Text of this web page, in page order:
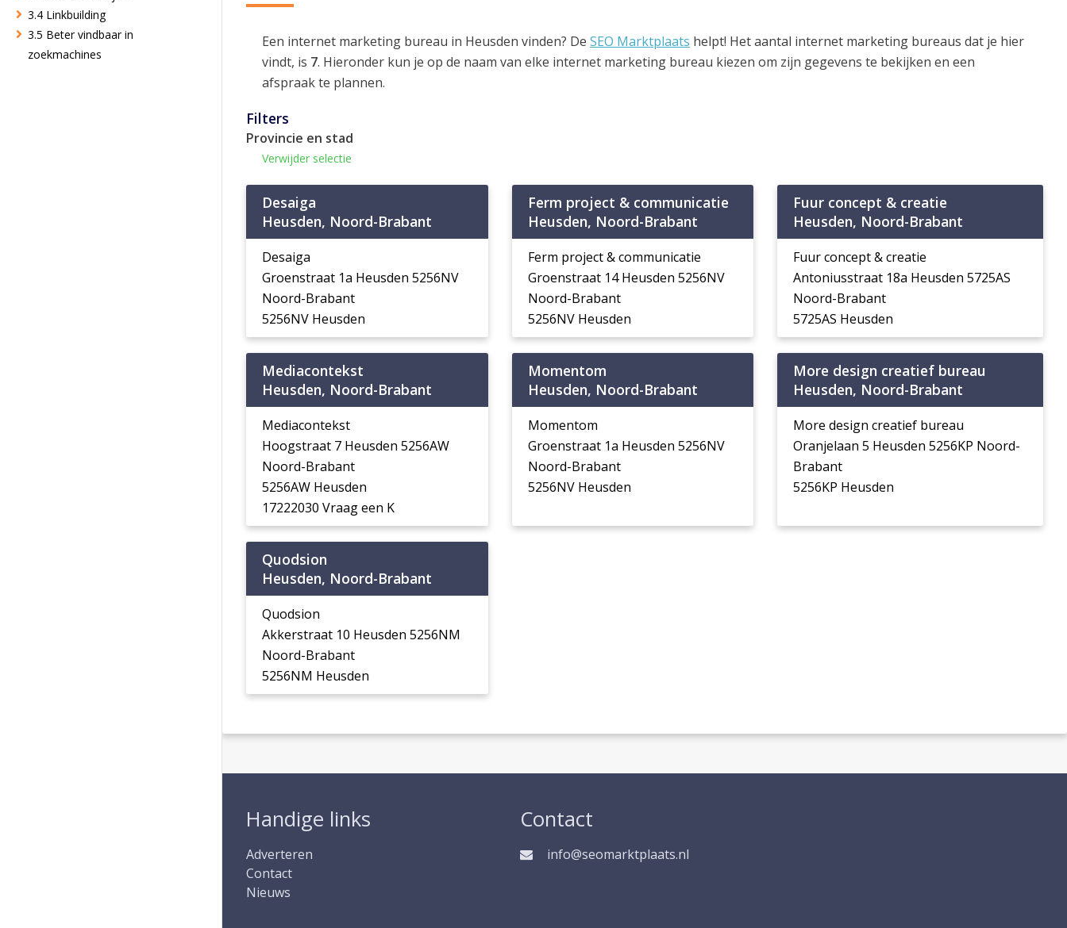
3.4 Linkbuilding
3.5 Beter vindbaar in
zoekmachines
Een internet marketing bureau in Heusden vinden? De SEO Marktplaats helpt! Het aantal internet marketing bureaus dat je hier
vindt, is 7. Hieronder kun je op de naam van elke internet marketing bureau kiezen om zijn gegevens te bekijken en een
afspraak te plannen.
Filters
Provincie en stad
Verwijder selectie
Desaiga
Heusden, Noord-Brabant
Desaiga
Groenstraat 1a Heusden 5256NV
Noord-Brabant
5256NV Heusden
Ferm project & communicatie
Heusden, Noord-Brabant
Ferm project & communicatie
Groenstraat 14 Heusden 5256NV
Noord-Brabant
5256NV Heusden
Fuur concept & creatie
Heusden, Noord-Brabant
Fuur concept & creatie
Antoniusstraat 18a Heusden 5725AS
Noord-Brabant
5725AS Heusden
Mediacontekst
Heusden, Noord-Brabant
Mediacontekst
Hoogstraat 7 Heusden 5256AW
Noord-Brabant
5256AW Heusden
17222030 Vraag een K
Momentom
Heusden, Noord-Brabant
Momentom
Groenstraat 1a Heusden 5256NV
Noord-Brabant
5256NV Heusden
More design creatief bureau
Heusden, Noord-Brabant
More design creatief bureau
Oranjelaan 5 Heusden 5256KP Noord-
Brabant
5256KP Heusden
Quodsion
Heusden, Noord-Brabant
Quodsion
Akkerstraat 10 Heusden 5256NM
Noord-Brabant
5256NM Heusden
Handige links
Adverteren
Contact
Nieuws
Contact
info@seomarktplaats.nl